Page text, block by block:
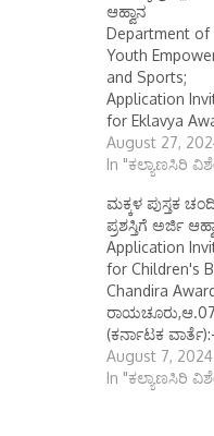
ಆಹ್ವಾನ
Department of
Youth
and Sports;
Application
for Eklavya
ವಾರ್ತೆ):- ಇಲ್ಲಿಯ
ಇಲಾಖೆಯ
2023ನೇ ಸಾಲಿನ
ಪ್ರಶಸ್ತಿಗೆ ಅರ್ಹ
ಅಭ್ಯರ್ಥಿಗಳಿಂದ
ಆಹ್ವಾನಿಸಲಾಗಿದೆ
ಯುವ
ಮತ್ತು ಕ್ರೀಡಾ
ಸಹಾಯಕ
ವಿರೇಶ ನಾಯಕ
August 27,
In "ಕಲ್ಯಾಣಸಿರಿ
ಮಕ್ಕಳ ಪುಸ್ತಕ
ಪ್ರಶಸ್ತಿಗೆ ಅರ್ಜಿ
Application
for Children's
Chandira
(ಕರ್ನಾಟಕ ವಾರ್ತೆ):-
ಕರ್ನಾಟಕ
ಅಕಾಡೆಮಿ
August 7, 2024
In "ಕಲ್ಯಾಣಸಿರಿ